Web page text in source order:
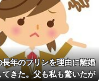
員長タイプの後輩が“ド
生の差別発言”に悩まさ
他の前ではいい顔する
困惑…関係切れと助言
まさかの号泣→着拒っ
うこと？
】溺れた11歳息子を助
川へ…40歳父親が死
は母親が救助 愛知
い…
長年のフリンを理由に離婚
てきた。父も私も驚いたが